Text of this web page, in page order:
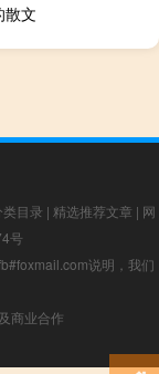
散文
目录 | 精选推荐文章 | 网
号
说明，我们
商业合作